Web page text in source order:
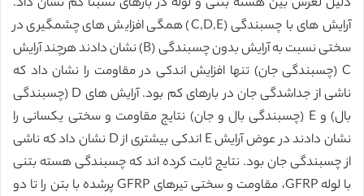
آرایش های با چسبندگی (C,D,E) همگی افزایش های چشمگیری در
سختی نسبت به آرایش بدون چسبندگی (B) نشان دادند هرچند آرایش
C (چسبندگی جان) تنها افزایش اندکی در مقاومت را نشان داد که
ناشی از جداشدگی جان در بارهای کم بود. آرایش های D (چسبندگی
بال) و E (چسبندگی بال و جان) نتایج مقاومت و سختی یکسانی را
نشان دادند در عوض آرایش E اندکی بیشتری از D نشان داد که ناشی
از چسبندگی جان بود. نتایج ثابت کرده اند که چسبندگی هسته بتنی
با لوله GFRP، مقاومت و سختی تیرهای GFRP پرشده با بتن را تا دو